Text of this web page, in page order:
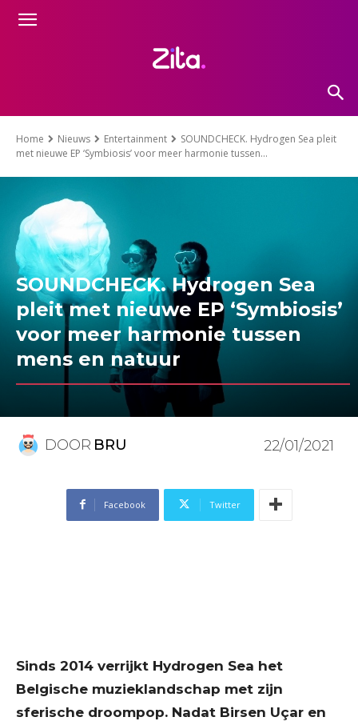
Home Nieuws Entertainment
SOUNDCHECK. Hydrogen Sea pleit
met nieuwe EP ‘Symbiosis’ voor meer harmonie tussen...
SOUNDCHECK. Hydrogen Sea
pleit met nieuwe EP ‘Symbiosis’
voor meer harmonie tussen
mens en natuur
DOOR BRU 22/01/2021
Facebook Twitter
Sinds 2014 verrijkt Hydrogen Sea het
Belgische muzieklandschap met zijn
sferische droompop. Nadat Birsen Uçar en